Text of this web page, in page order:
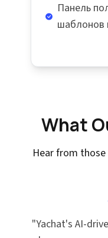
Панель
шаблонов
What
Hear from
"Yachat's AI-